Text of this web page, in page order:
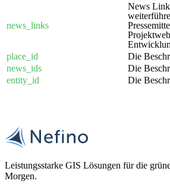
news_links
News
place_id
Die
news_ids
Die
entity_id
Die
Leistungsstarke GIS Lösungen für die
Morgen.